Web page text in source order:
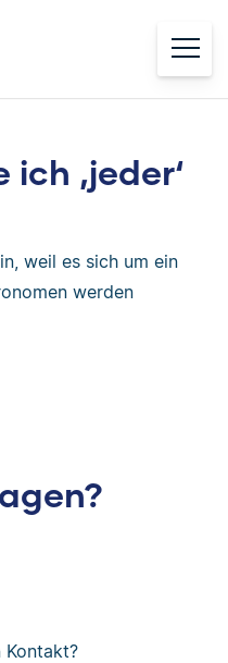
‚jeder‘
weil es sich um ein
werden